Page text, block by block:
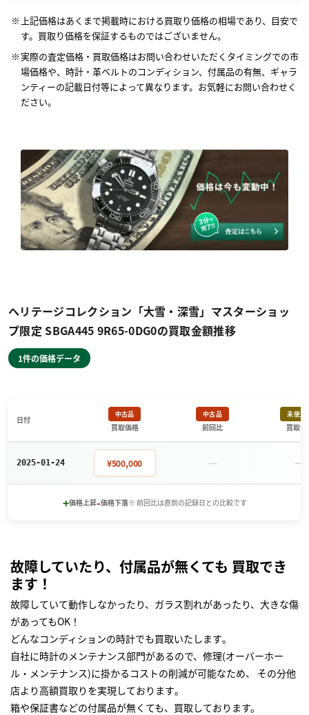
上記価格はあくまで掲載時における買取り価格の相場であり、目安で
す。買取り価格を保証するものではございません。
実際の査定価格・買取価格はお問い合わせいただくタイミングでの市
場価格や、時計・革ベルトのコンディション、付属品の有無、ギャラ
ンティーの記載日付等によって異なります。お気軽にお問い合わせく
ださい。
ヘリテージコレクション「大雪・深雪」マスターショッ
プ限定 SBGA445 9R65-0DG0の買取金額推移
1件の価格データ
日付
中古品
買取価格
中古品
前回比
未使用
買取価
2025-01-24 ¥500,000 － －
+価格上昇-価格下落※ 前回比は直前の記録日との比較です
故障していたり、付属品が無くても 買取でき
ます！
故障していて動作しなかったり、ガラス割れがあったり、大きな傷
があってもOK！
どんなコンディションの時計でも買取いたします｡
自社に時計のメンテナンス部門があるので、修理(オーバーホー
ル・メンテナンス)に掛かるコストの削減が可能なため、 その分他
店より高額買取りを実現しております｡
箱や保証書などの付属品が無くても、買取しております。